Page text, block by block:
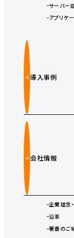
サーバー
アプリケ
導入事例
会社情報
企業理念
沿革
著書のご